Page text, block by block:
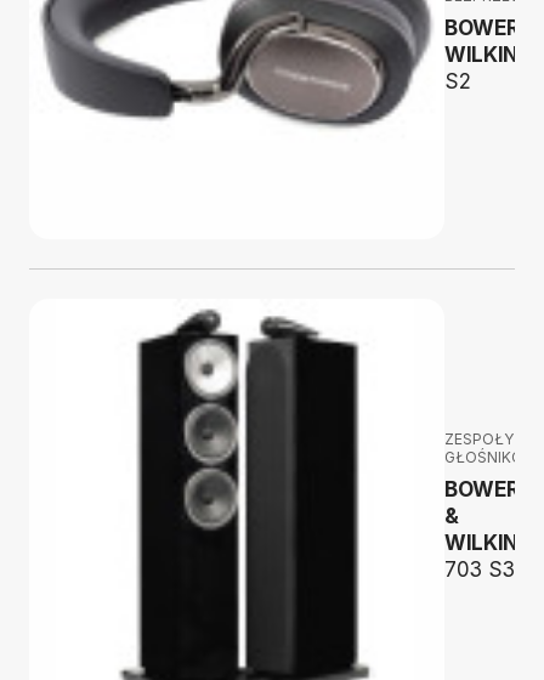
BOWERS
WILKINS
S2
ZESPOŁY
BOWERS
&
WILKINS
703 S3